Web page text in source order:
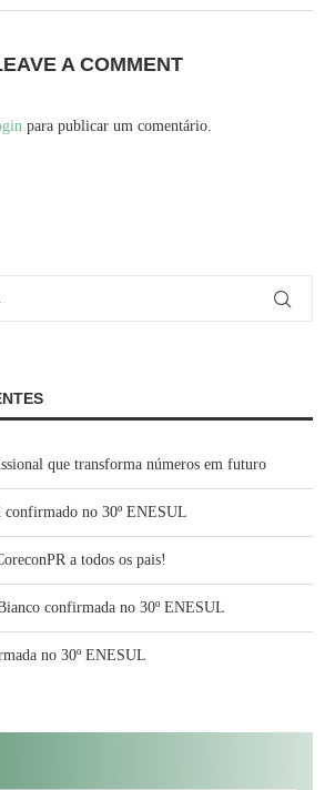
A COMMENT
para publicar um comentário.
que transforma números em futuro
no 30º ENESUL
a todos os pais!
confirmada no 30º ENESUL
no 30º ENESUL